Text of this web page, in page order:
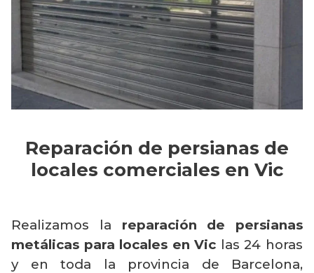
Reparación de persianas de
locales comerciales en Vic
Realizamos la reparación de persianas
metálicas para locales en Vic las 24 horas
y en toda la provincia de Barcelona,